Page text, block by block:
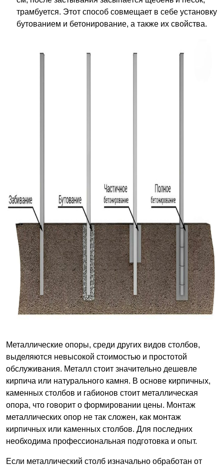
трамбуется. Этот способ совмещает в себе установку
бутованием и бетонирование, а также их свойства.
Металлические опоры, среди других видов столбов,
выделяются невысокой стоимостью и простотой
обслуживания. Металл стоит значительно дешевле
кирпича или натурального камня. В основе кирпичных,
каменных столбов и габионов стоит металлическая
опора, что говорит о формировании цены. Монтаж
металлических опор не так сложен, как монтаж
кирпичных или каменных столбов. Для последних
необходима профессиональная подготовка и опыт.
Если металлический столб изначально обработан от